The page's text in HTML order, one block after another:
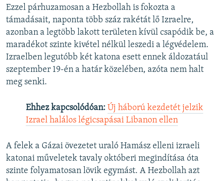
Ezzel párhuzamosan a Hezbollah is fokozta a
támadásait, naponta több száz rakétát lő Izraelre,
azonban a legtöbb lakott területen kívül csapódik be, a
maradékot szinte kivétel nélkül leszedi a légvédelem.
Izraelben legutóbb két katona esett ennek áldozatául
szeptember 19-én a határ közelében, azóta nem halt
meg senki.
Ehhez kapcsolódóan: Új háború kezdetét jelzik
Izrael halálos légicsapásai Libanon ellen
A felek a Gázai övezetet uraló Hamász elleni izraeli
katonai műveletek tavaly októberi megindítása óta
szinte folyamatosan lövik egymást. A Hezbollah azt